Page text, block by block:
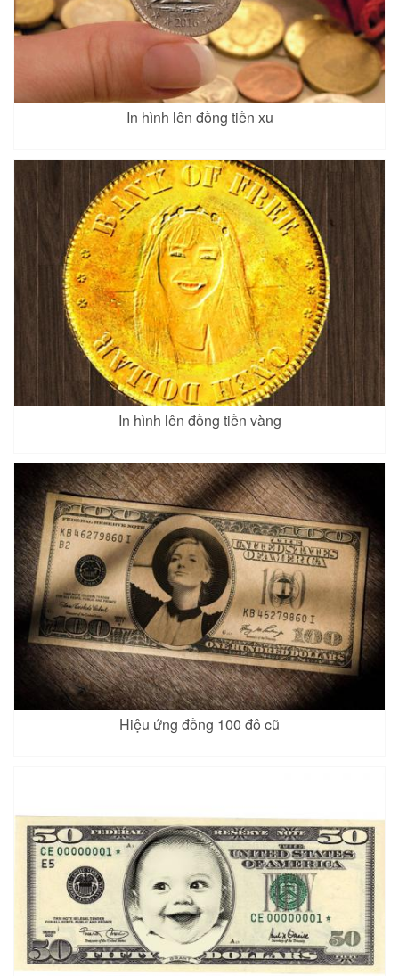
In hình lên đồng tiền xu
In hình lên đồng tiền vàng
Hiệu ứng đồng 100 đô cũ